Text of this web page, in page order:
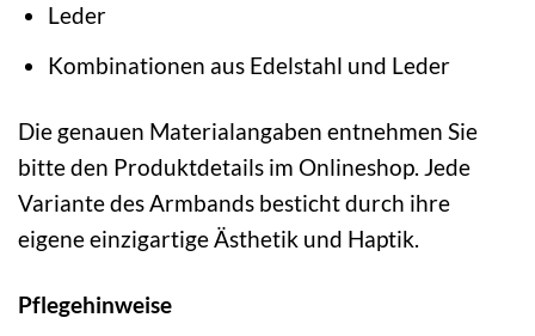
Leder
Kombinationen aus Edelstahl und Leder
Die genauen Materialangaben entnehmen Sie
bitte den Produktdetails im Onlineshop. Jede
Variante des Armbands besticht durch ihre
eigene einzigartige Ästhetik und Haptik.
Pflegehinweise